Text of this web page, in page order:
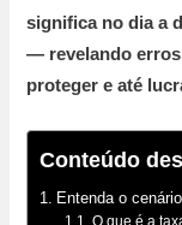
significa no dia a
— revelando erros
proteger e até
Conteúdo
Entenda o
O que é a